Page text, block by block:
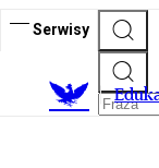
Serwisy
E